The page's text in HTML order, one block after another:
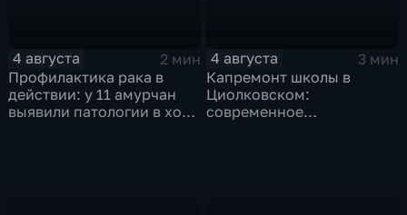
4 августа
2 мин
Профилактика рака в
действии: у 11 амурчан
выявили патологии в ходе
4 августа
3 мин
Капремонт школы в
Циолковском:
современное